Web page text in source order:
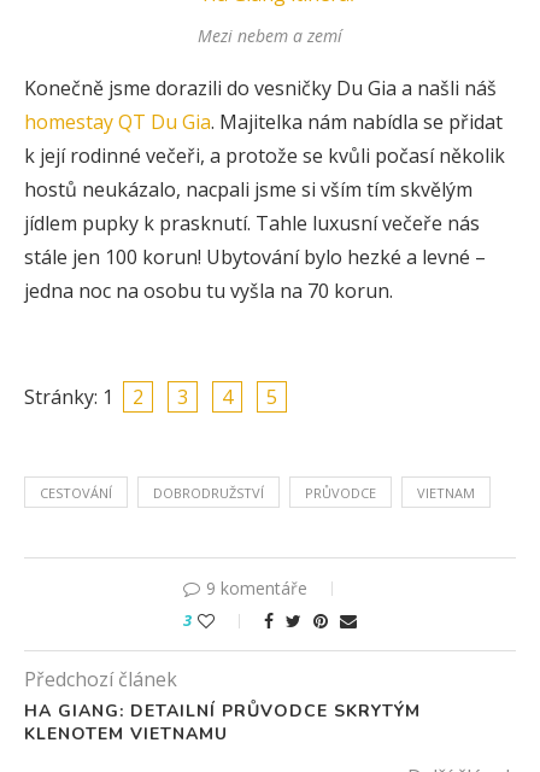
Mezi nebem a zemí
Konečně jsme dorazili do vesničky Du Gia a našli náš
homestay QT Du Gia. Majitelka nám nabídla se přidat
k její rodinné večeři, a protože se kvůli počasí několik
hostů neukázalo, nacpali jsme si vším tím skvělým
jídlem pupky k prasknutí. Tahle luxusní večeře nás
stále jen 100 korun! Ubytování bylo hezké a levné –
jedna noc na osobu tu vyšla na 70 korun.
Stránky: 1 2 3 4 5
CESTOVÁNÍ DOBRODRUŽSTVÍ PRŮVODCE VIETNAM
9 komentáře
3
Předchozí článek
HA GIANG: DETAILNÍ PRŮVODCE SKRYTÝM
KLENOTEM VIETNAMU